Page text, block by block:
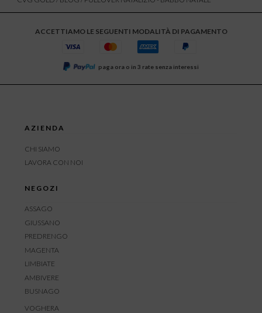
ACCETTIAMO LE SEGUENTI MODALITÀ DI PAGAMENTO
paga ora o in 3 rate senza interessi
AZIENDA
CHI SIAMO
LAVORA CON NOI
NEGOZI
ASSAGO
GIUSSANO
PREDRENGO
MAGENTA
LIMBIATE
AMBIVERE
BUSNAGO
VOGHERA